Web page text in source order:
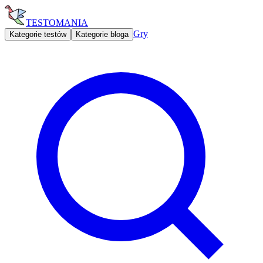
TESTOMANIA
Kategorie testów Kategorie bloga Gry